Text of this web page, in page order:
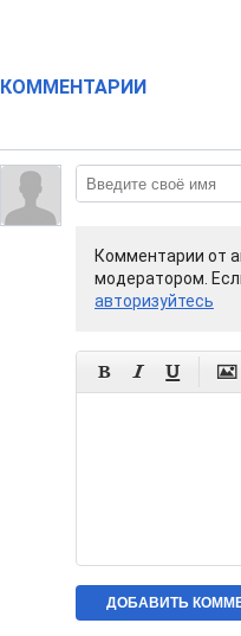
КОММЕНТАРИИ
Комментарии от
модератором.
авторизуйтесь
   